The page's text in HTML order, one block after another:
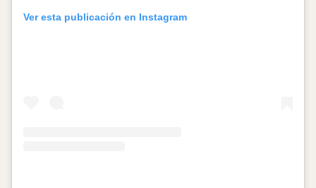
Ver esta publicación en Instagram